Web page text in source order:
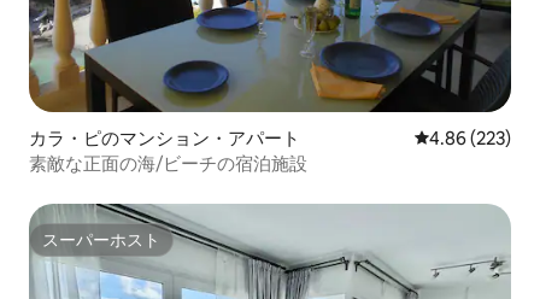
カラ・ピのマンション・アパート レビュー223
4.86 (223)
素敵な正面の海/ビーチの宿泊施設
スーパーホスト
スーパーホスト